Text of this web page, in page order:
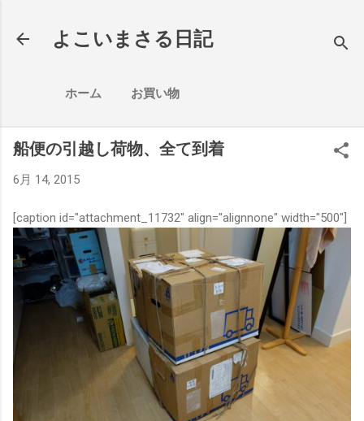
よこいまさる日記
ホーム お買い物
船便の引越し荷物、全て到着
6月 14, 2015
[caption id="attachment_11732" align="alignnone" width="500"]